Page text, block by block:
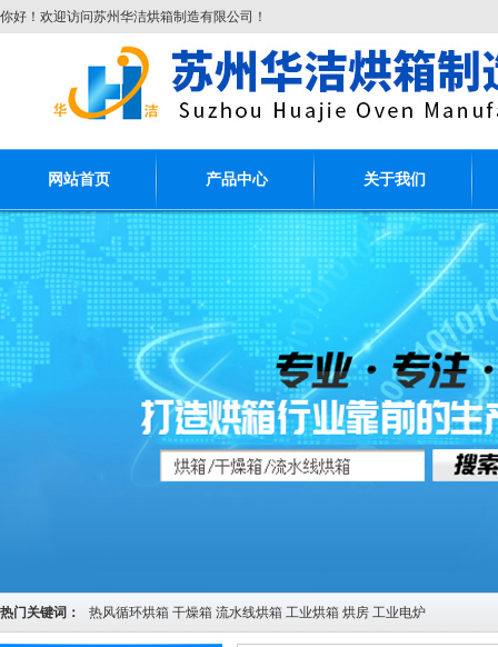
你好！欢迎访问苏州华洁烘箱制造有限公司！
网站首页 产品中心 关于我们
热门关键词： 热风循环烘箱 干燥箱 流水线烘箱 工业烘箱 烘房 工业电炉